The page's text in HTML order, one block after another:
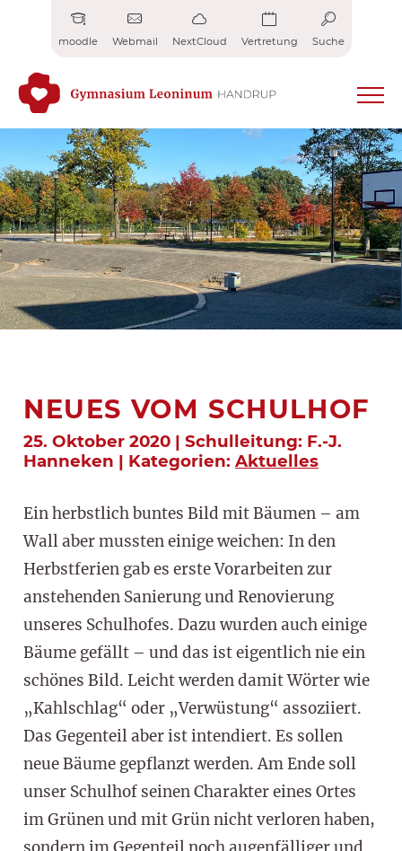
moodle Webmail NextCloud Vertretung Suche
NEUES VOM SCHULHOF
25. Oktober 2020 | Schulleitung: F.-J.
Hanneken | Kategorien: Aktuelles
Ein herbstlich buntes Bild mit Bäumen – am
Wall aber mussten einige weichen: In den
Herbstferien gab es erste Vorarbeiten zur
anstehenden Sanierung und Renovierung
unseres Schulhofes. Dazu wurden auch einige
Bäume gefällt – und das ist eigentlich nie ein
schönes Bild. Leicht werden damit Wörter wie
„Kahlschlag“ oder „Verwüstung“ assoziiert.
Das Gegenteil aber ist intendiert. Es sollen
neue Bäume gepflanzt werden. Am Ende soll
unser Schulhof seinen Charakter eines Ortes
im Grünen und mit Grün nicht verloren haben,